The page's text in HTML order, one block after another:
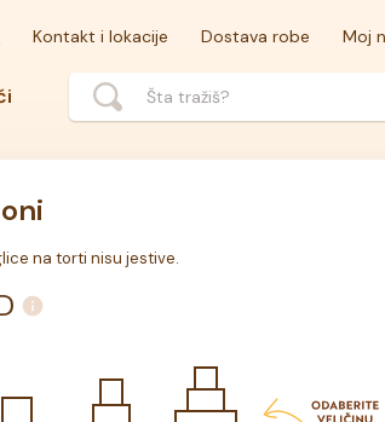
Kontakt i lokacije Dostava robe Moj
na torti nisu jestive.